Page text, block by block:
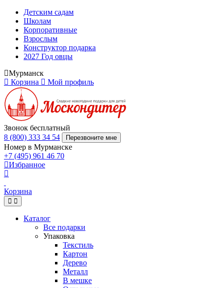
Детским садам
Школам
Корпоративные
Взрослым
Конструктор подарка
2027 Год овцы
Мурманск
Корзина
Мой профиль
Звонок бесплатный
8 (800) 333 34 54
Перезвоните мне
Номер в Мурманске
+7 (495) 961 46 70
Избранное
Корзина
Каталог
Все подарки
Упаковка
Текстиль
Картон
Дерево
Металл
В мешке